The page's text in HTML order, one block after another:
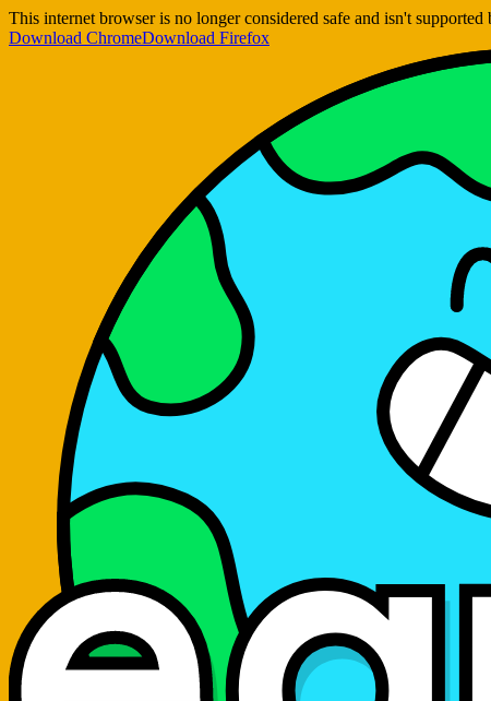
This internet browser is no longer considered safe and isn't
Download ChromeDownload Firefox